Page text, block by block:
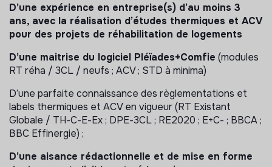
D’une expérience en entreprise(s) d’au moins 3
ans, avec la réalisation d’études thermiques et ACV
pour des projets de réhabilitation de logements
D’une maitrise du logiciel Pléïades+Comfie (modules
RT réha / 3CL / neufs ; ACV ; STD à minima)
D’une parfaite connaissance des règlementations et
labels thermiques et ACV en vigueur (RT Existant
Globale / TH-C-E-Ex ; DPE-3CL ; RE2020 ; E+C- ; BBCA ;
BBC Effinergie) ;
D’une aisance rédactionnelle et de mise en forme